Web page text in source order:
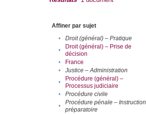
Affiner par sujet
•
Droit (général) – Pratique
•
Droit (général) – Prise de
décision
• France
•
Justice – Administration
•
Procédure (général) –
Processus judiciaire
• Procédure civile
•
Procédure pénale – Instruction
préparatoire